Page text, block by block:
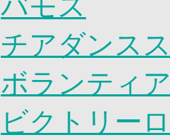
チアダンス
ボランティ
ビクトリー